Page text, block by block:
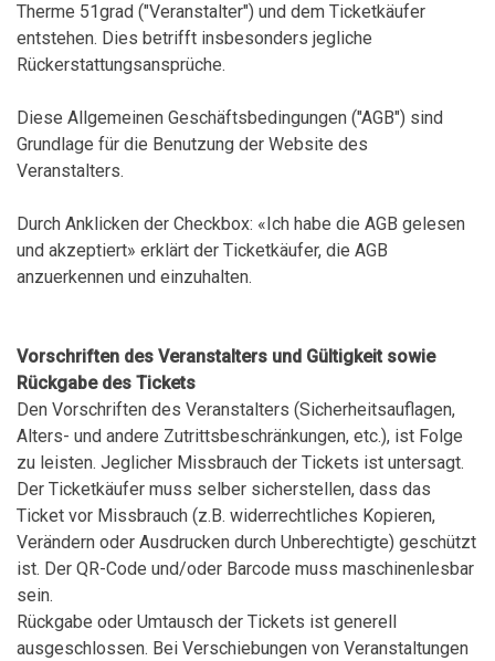
Therme 51grad ("Veranstalter") und dem Ticketkäufer
entstehen. Dies betrifft insbesonders jegliche
Rückerstattungsansprüche.
Diese Allgemeinen Geschäftsbedingungen ("AGB") sind
Grundlage für die Benutzung der Website des
Veranstalters.
Durch Anklicken der Checkbox: «Ich habe die AGB gelesen
und akzeptiert» erklärt der Ticketkäufer, die AGB
anzuerkennen und einzuhalten.
Vorschriften des Veranstalters und Gültigkeit sowie
Rückgabe des Tickets
Den Vorschriften des Veranstalters (Sicherheitsauflagen,
Alters- und andere Zutrittsbeschränkungen, etc.), ist Folge
zu leisten. Jeglicher Missbrauch der Tickets ist untersagt.
Der Ticketkäufer muss selber sicherstellen, dass das
Ticket vor Missbrauch (z.B. widerrechtliches Kopieren,
Verändern oder Ausdrucken durch Unberechtigte) geschützt
ist. Der QR-Code und/oder Barcode muss maschinenlesbar
sein.
Rückgabe oder Umtausch der Tickets ist generell
ausgeschlossen. Bei Verschiebungen von Veranstaltungen